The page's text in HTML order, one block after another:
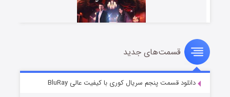
سریال زشت
قسمت۲ (زیرنویس) منتشر شد
قسمت‌های جدید
دانلود قسمت پنجم سریال کوری با کیفیت عالی BluRay